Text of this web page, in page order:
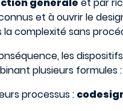
et à ouvrir le
la complexité sans
les
plusieurs formules :
processus :